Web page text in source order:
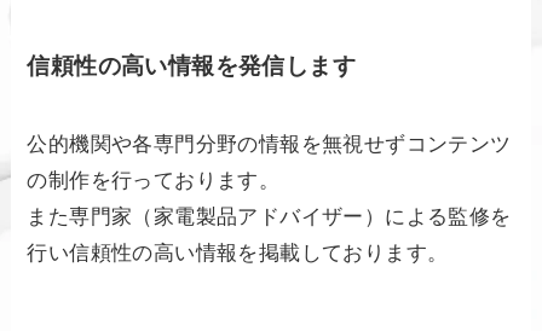
信頼性の高い情報を発信します
公的機関や各専門分野の情報を無視せずコンテンツ
の制作を行っております。
また専門家（家電製品アドバイザー）による監修を
行い信頼性の高い情報を掲載しております。